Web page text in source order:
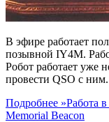
В эфире работает
позывной IY4M.
Робот работает уже
провести QSO с ним.
Подробнее »Работа
Memorial Beacon